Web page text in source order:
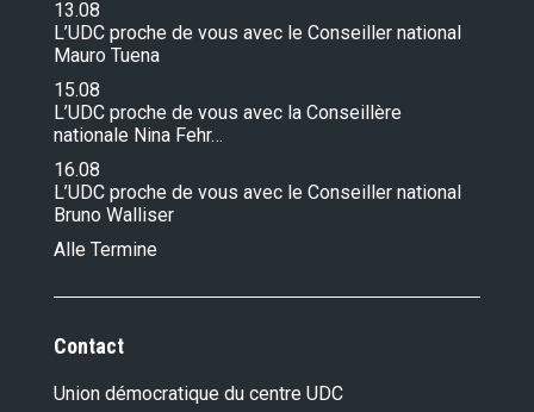
13.08
L’UDC proche de vous avec le Conseiller national
Mauro Tuena
15.08
L’UDC proche de vous avec la Conseillère
nationale Nina Fehr…
16.08
L’UDC proche de vous avec le Conseiller national
Bruno Walliser
Alle Termine
Contact
Union démocratique du centre UDC